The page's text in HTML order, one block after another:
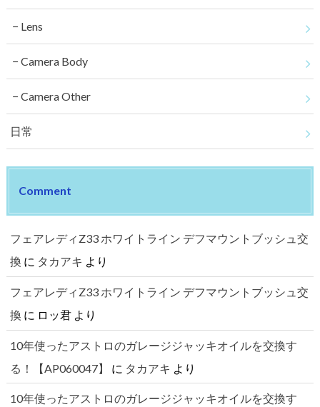
Lens
Camera Body
Camera Other
日常
Comment
フェアレディZ33 ホワイトライン デフマウントブッシュ交
換 に タカアキ より
フェアレディZ33 ホワイトライン デフマウントブッシュ交
換 に ロッ君より
10年使ったアストロのガレージジャッキオイルを交換す
る！【AP060047】
に タカアキ より
10年使ったアストロのガレージジャッキオイルを交換す